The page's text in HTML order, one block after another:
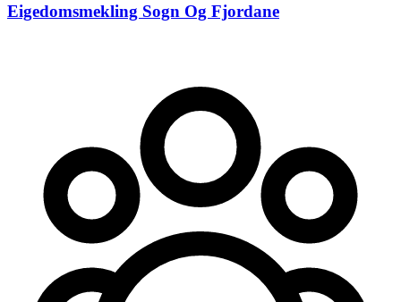
Eigedomsmekling Sogn Og Fjordane